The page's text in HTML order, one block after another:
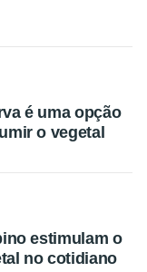
é uma opção
o vegetal
estimulam o
no cotidiano